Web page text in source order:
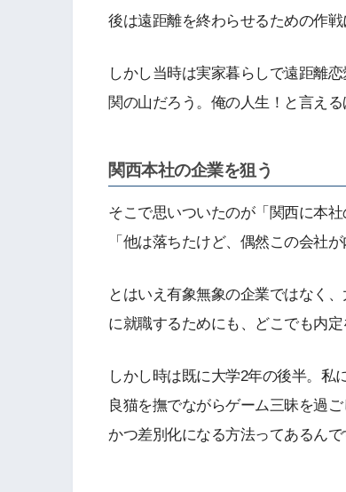
後は遠距離を終わらせるための作戦
しかし当時は実家暮らしで遠距離
関の山だろう。俺の人生！と言える
関西本社の企業を狙う
そこで思いついたのが「関西に本
「他は落ちたけど、偶然この会社
とはいえ有象無象の企業ではなく
に就職するためにも、どこでも内
しかし時は既に大学2年の後半。私
良猫を撫でながらゲーム三昧を過
かつ差別化になる方法ってあるん